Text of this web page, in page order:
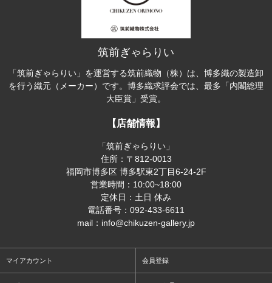
筑前ぎゃらりい
「筑前ぎゃらりい」を運営する筑前織物（株）は、博多織の製造卸
を行う織元（メーカー）です。博多織求評会では、最多「内閣総理
大臣賞」受賞。
【店舗情報】
「筑前ぎゃらりい」
住所：〒812-0013
福岡市博多区 博多駅東2丁目6-24-2F
営業時間：10:00~18:00
定休日：土日 休み
電話番号：092-433-6611
mail：info@chikuzen-gallery.jp
マイアカウント 会員登録